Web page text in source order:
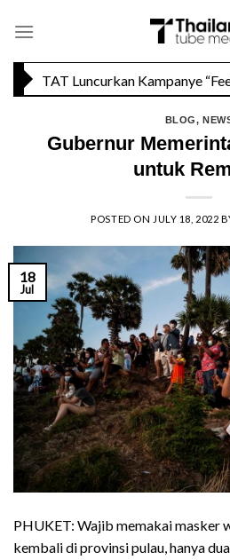
BLOG,
Gubernur
untuk
POSTED ON JULY 18, 2022
18
Jul
PHUKET: Wajib memakai masker
kembali di provinsi pulau, hanya